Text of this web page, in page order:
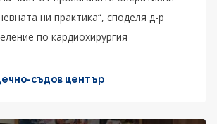
ни практика“, споделя д-р
по кардиохирургия
съдов център